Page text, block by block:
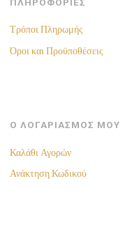
Τρόποι Πληρωμής
Όροι και Προϋποθέσεις
Ο ΛΟΓΑΡΙΑΣΜΟΣ ΜΟΥ
Καλάθι Αγορών
Ανάκτηση Κωδικού